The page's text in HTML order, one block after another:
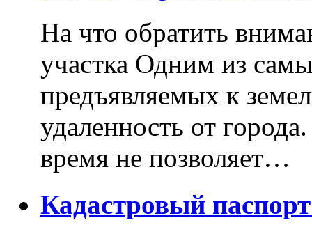
На что обратить
участка Одним из
предъявляемых к
удаленность от
время не позволяет…
Кадастровый